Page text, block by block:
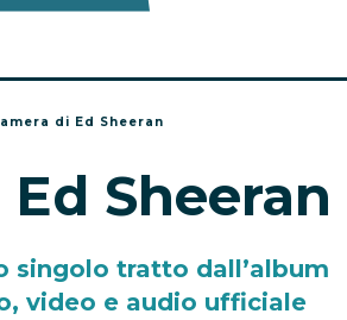
di Ed Sheeran
Sheeran
singolo tratto dall’album
video e audio ufficiale